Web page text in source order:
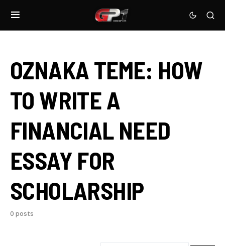
OZNAKA TEME: HOW
TO WRITE A
FINANCIAL NEED
ESSAY FOR
SCHOLARSHIP
0 posts